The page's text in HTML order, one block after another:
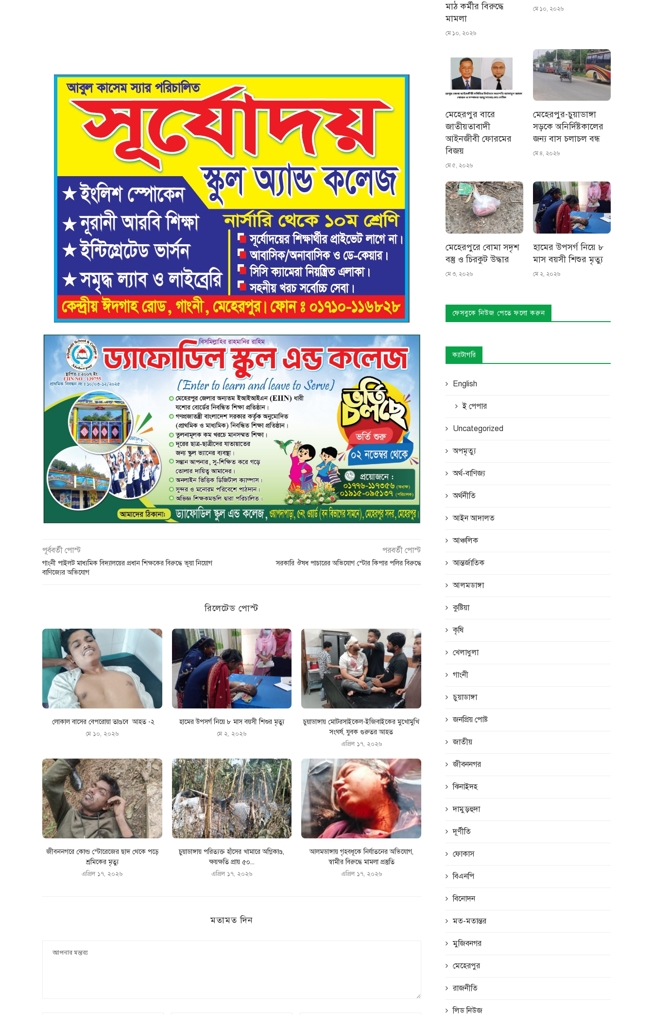
পূর্ববর্তী পোস্ট
গাংনী পাইলট মাধ্যমিক বিদ্যালয়ের প্রধান শিক্ষকের বিরুদ্ধে ভূয়া নিয়োগ
বাণিজ্যের অভিযোগ
পরবর্তী পোস্ট
সরকারি ঔষধ পাচারের অভিযোগ স্টোর কিপার পলির বিরুদ্ধে
রিলেটেড পোস্ট
লোকাল বাসের বেপরোয়া তাণ্ডবে আহত -২
মে ১০, ২০২৬
হামের উপসর্গ নিয়ে ৮ মাস বয়সী শিশুর মৃত্যু
মে ২, ২০২৬
চুয়াডাঙ্গায় মোটরসাইকেল-ইজিবাইকের মুখোমুখি
সংঘর্ষ, যুবক গুরুতর আহত
এপ্রিল ১৭, ২০২৬
জীবননগরে কোল্ড স্টোরেজের ছাদ থেকে পড়ে
শ্রমিকের মৃত্যু
এপ্রিল ১৭, ২০২৬
চুয়াডাঙ্গায় পরিত্যক্ত হাঁসের খামারে অগ্নিকাণ্ড,
ক্ষয়ক্ষতি প্রায় ৫০...
এপ্রিল ১৭, ২০২৬
আলমডাঙ্গায় গৃহবধূকে নির্যাতনের অভিযোগ,
স্বামীর বিরুদ্ধে মামলা প্রস্তুতি
এপ্রিল ১৭, ২০২৬
মতামত দিন
মাঠ কর্মীর বিরুদ্ধে
মামলা
মে ১০, ২০২৬
মে ১০, ২০২৬
মেহেরপুর বারে
জাতীয়তাবাদী
আইনজীবী ফোরমের
বিজয়
মে ৫, ২০২৬
মেহেরপুর-চুয়াডাঙ্গা
সড়কে অনির্দিষ্টকালের
জন্য বাস চলাচল বন্ধ
মে ৪, ২০২৬
মেহেরপুরে বোমা সদৃশ
বস্তু ও চিরকুট উদ্ধার
মে ৩, ২০২৬
হামের উপসর্গ নিয়ে ৮
মাস বয়সী শিশুর মৃত্যু
মে ২, ২০২৬
ফেসবুকে নিউজ পেতে ফলো করুন
ক্যাটাগরি
English
ই পেপার
Uncategorized
অপমৃত্যু
অর্থ-বাণিজ্য
অর্থনীতি
আইন আদালত
আঞ্চলিক
আন্তর্জাতিক
আলমডাঙ্গা
কুষ্টিয়া
কৃষি
খেলাধুলা
গাংনী
চুয়াডাঙ্গা
জনপ্রিয় পোষ্ট
জাতীয়
জীবননগর
ঝিনাইদহ
দামুড়হুদা
দূর্ণীতি
ফোকাস
বিএনপি
বিনোদন
মত-মতান্তর
মুজিবনগর
মেহেরপুর
রাজনীতি
লিড নিউজ